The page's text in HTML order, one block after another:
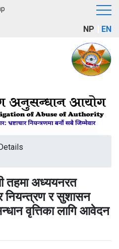
NP EN
तहमा अध्ययनरत
नियन्त्रण र सुशासन
वृत्तिका लागि आवेदन